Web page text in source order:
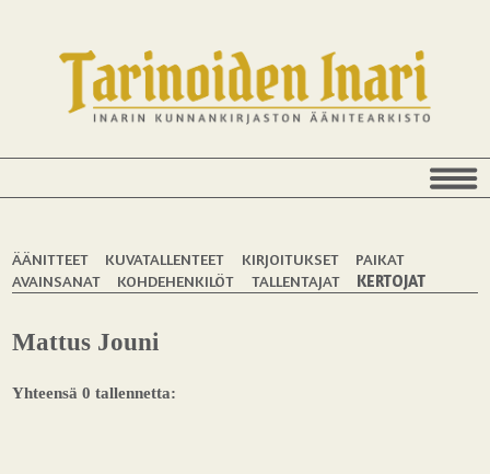
ÄÄNITTEET KUVATALLENTEET KIRJOITUKSET
PAIKAT
AVAINSANAT
KOHDEHENKILÖT TALLENTAJAT KERTOJAT
Mattus Jouni
Yhteensä 0 tallennetta: